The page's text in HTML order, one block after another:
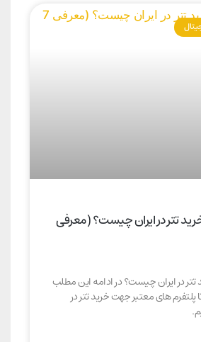
تتر در ایران چیست؟ (معرفی
در ایران چیست؟ در ادامه این مطلب
پلتفرم های معتبر جهت خرید تتر در